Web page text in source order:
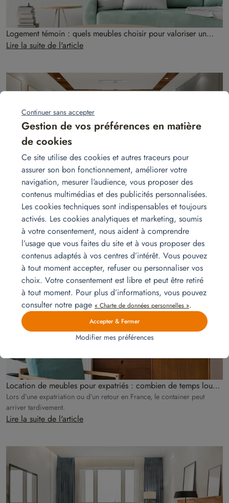
Logement témoin : quels meubles choisir pour valoriser un
programme neuf ?
Lire la suite de l'article
Location de mobilier ou achat de meubles : quelle solution
pour valoriser un bien immobilier ?
Avant même la première visite, le mobilier améliore les photos et
facilite la projection.
Lire la suite de l'article
Location de meubles pour expatriés : combien de temps louer
avant l’arrivée de son container ?
Lors d’une expatriation ou d’un retour en France, le container peut
arriver tardivement.
Lire la suite de l'article
Continuer sans accepter
Gestion de vos préférences en matière
de cookies
Ce site utilise des cookies et autres traceurs pour
assurer son bon fonctionnement, améliorer votre
navigation, mesurer l’audience, vous proposer des
contenus multimédias et des publicités personnalisées.
Les cookies techniques sont indispensables et toujours
activés. Les cookies analytiques et marketing, soumis
à votre consentement, nous aident à comprendre
l’usage que vous faites du site et à vous proposer des
contenus adaptés à vos centres d’intérêt. Vous pouvez
à tout moment accepter, refuser ou personnaliser vos
choix. Votre consentement est libre et peut être retiré
à tout moment. Pour plus d’informations, vous pouvez
consulter notre page « Charte de données personnelles ».
Accepter & Fermer
Modifier mes préférences